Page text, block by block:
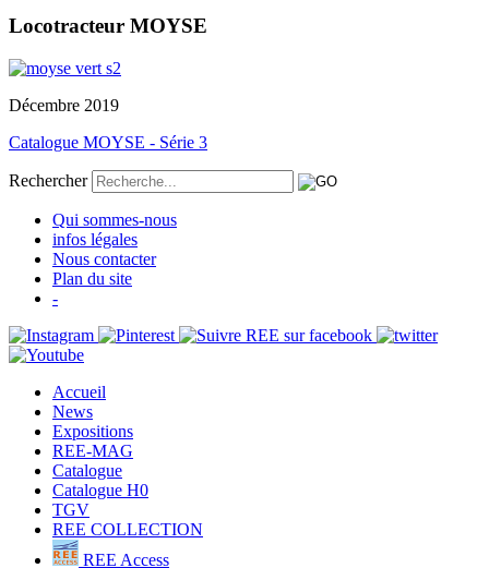
Locotracteur MOYSE
Décembre 2019
Catalogue MOYSE - Série 3
Rechercher
Qui sommes-nous
infos légales
Nous contacter
Plan du site
-
Accueil
News
Expositions
REE-MAG
Catalogue
Catalogue H0
TGV
REE COLLECTION
REE Access